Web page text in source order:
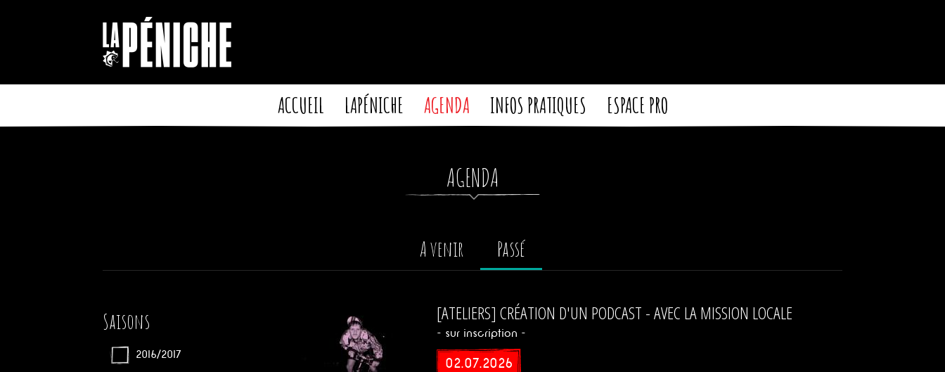
ACCUEIL LAPÉNICHE AGENDA INFOS PRATIQUES ESPACE PRO
AGENDA
A venir Passé
Saisons
2016/2017
[ATELIERS] CRÉATION D'UN PODCAST - AVEC LA MISSION LOCALE
- sur inscription -
02.07.2026